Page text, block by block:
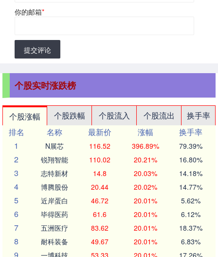
你的邮箱*
提交评论
个股实时涨跌榜
个股涨幅 个股跌幅 个股流入 个股流出
换手率
排名
名称 最新价 涨幅
换手率
1
N展芯 116.52 396.89% 79.39%
2 锐翔智能 110.02 20.21% 16.80%
3 志特新材 14.8 20.03% 14.18%
4 博腾股份 20.44 20.02% 14.77%
5 近岸蛋白 46.72 20.01% 5.62%
6 毕得医药 61.6 20.01% 6.12%
7 五洲医疗 83.62 20.01% 18.37%
8 耐科装备 49.67 20.01% 6.83%